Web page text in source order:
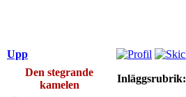
Upp
Den stegrande
kamelen
Inläggsrubrik: